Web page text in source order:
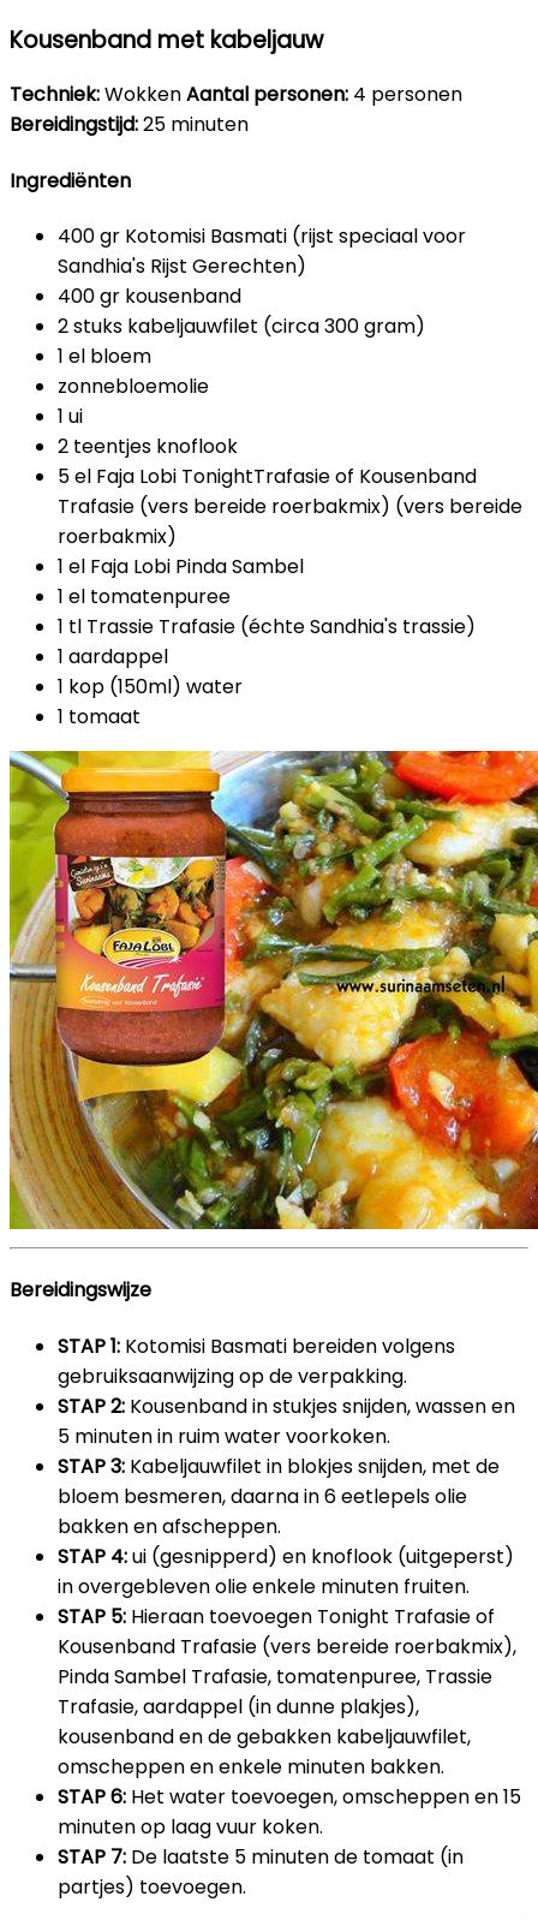
Kousenband met kabeljauw
Techniek:WokkenAantal personen: 4 personen
Bereidingstijd:25 minuten
Ingrediënten
400 gr Kotomisi Basmati (rijst speciaal voor
Sandhia's Rijst Gerechten)
400 gr kousenband
2 stuks kabeljauwfilet (circa 300 gram)
1 el bloem
zonnebloemolie
1 ui
2 teentjes knoflook
5 el Faja Lobi TonightTrafasie of Kousenband
Trafasie (vers bereide roerbakmix) (vers bereide
roerbakmix)
1 el Faja Lobi Pinda Sambel
1 el tomatenpuree
1 tl Trassie Trafasie (échte Sandhia's trassie)
1 aardappel
1 kop (150ml) water
1 tomaat
Bereidingswijze
STAP 1: Kotomisi Basmati bereiden volgens
gebruiksaanwijzing op de verpakking.
STAP 2: Kousenband in stukjes snijden, wassen en
5 minuten in ruim water voorkoken.
STAP 3: Kabeljauwfilet in blokjes snijden, met de
bloem besmeren, daarna in 6 eetlepels olie
bakken en afscheppen.
STAP 4:ui (gesnipperd) en knoflook (uitgeperst)
in overgebleven olie enkele minuten fruiten.
STAP 5: Hieraan toevoegen Tonight Trafasie of
Kousenband Trafasie (vers bereide roerbakmix),
Pinda Sambel Trafasie, tomatenpuree, Trassie
Trafasie, aardappel (in dunne plakjes),
kousenband en de gebakken kabeljauwfilet,
omscheppen en enkele minuten bakken.
STAP 6: Het water toevoegen, omscheppen en 15
minuten op laag vuur koken.
STAP 7: De laatste 5 minuten de tomaat (in
partjes) toevoegen.